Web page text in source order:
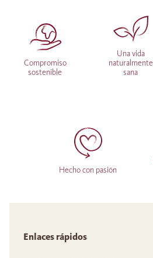
Compromiso
sostenible
Una vida
naturalmente
sana
Hecho con pasión
Enlaces rápidos